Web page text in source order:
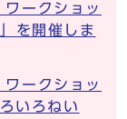
ークショッ
を開催しま
ークショッ
いろねい